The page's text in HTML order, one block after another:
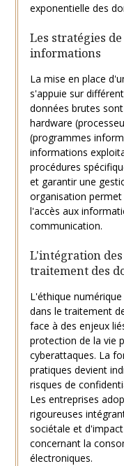
exponentielle des
Les stratégies
informations
La mise en place
s'appuie sur
données brutes
hardware
(programmes
informations
procédures
et garantir une
organisation
l'accès aux
communication.
L'intégration
traitement des
L'éthique
dans le traitement
face à des enjeux
protection de la vie
cyberattaques. La
pratiques devient
risques de
Les entreprises
rigoureuses
sociétale et
concernant la
électroniques.